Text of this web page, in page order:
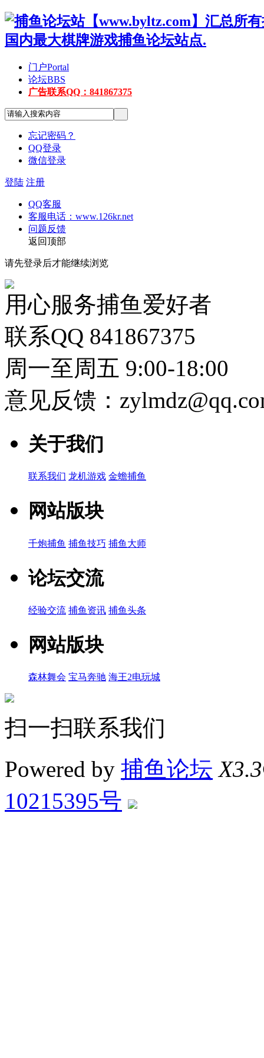
门户Portal
论坛BBS
广告联系QQ：841867375
忘记密码？
QQ登录
微信登录
登陆 注册
QQ客服
客服电话：www.126kr.net
问题反馈
返回顶部
请先登录后才能继续浏览
用心服务捕鱼爱好者
联系QQ 841867375
周一至周五 9:00-18:00
意见反馈：
关于我们
联系我们 龙机游戏 金蟾捕鱼
网站版块
千炮捕鱼 捕鱼技巧 捕鱼大师
论坛交流
经验交流 捕鱼资讯 捕鱼头条
网站版块
森林舞会 宝马奔驰 海王2电玩城
扫一扫联系我们
Powered by 捕鱼论坛 X3.3
10215395号